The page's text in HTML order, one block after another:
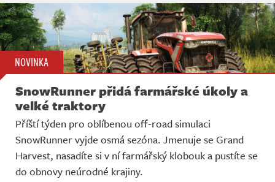
NOVINKA
SnowRunner přidá farmářské úkoly a
velké traktory
Příští týden pro oblíbenou off-road simulaci
SnowRunner vyjde osmá sezóna. Jmenuje se Grand
Harvest, nasadíte si v ní farmářský klobouk a pustíte se
do obnovy neúrodné krajiny.